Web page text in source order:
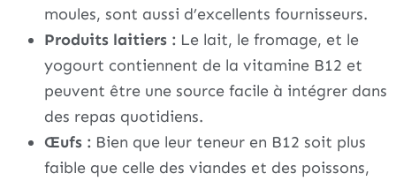
moules, sont aussi d’excellents fournisseurs.
Produits laitiers : Le lait, le fromage, et le
yogourt contiennent de la vitamine B12 et
peuvent être une source facile à intégrer dans
des repas quotidiens.
Œufs : Bien que leur teneur en B12 soit plus
faible que celle des viandes et des poissons,